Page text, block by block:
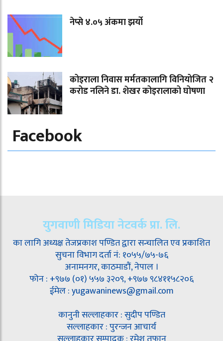
नेप्से ४.०५ अंकमा झर्यो
कोइराला निवास मर्मतकालागि विनियोजित २
करोड नलिने डा. शेखर कोइरालाको घोषणा
Facebook
युगवाणी मिडिया नेटवर्क प्रा. लि.
का लागि अध्यक्ष तेजप्रकाश पण्डित द्वारा सन्चालित एव प्रकाशित
सुचना विभाग दर्ता नं: १०५५/७५-७६
अनामनगर, काठमाडौं, नेपाल ।
फोन : +९७७ (०१) ५५७ ३२०९, +९७७ ९८४११५८२०६
ईमेल : yugawaninews@gmail.com
कानुनी सल्लाहकार : सुदीप पण्डित
सल्लाहकार : पुरन्जन आचार्य